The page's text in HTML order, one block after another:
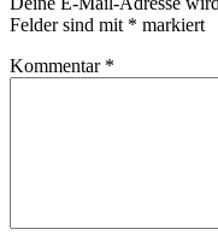
Felder sind mit * markiert
Kommentar *